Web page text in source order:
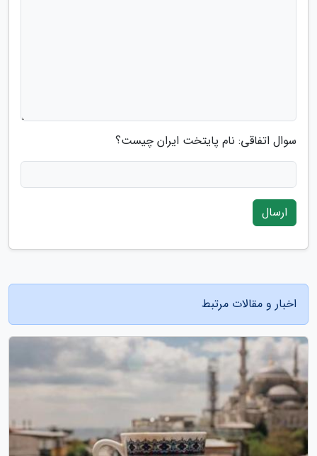
سوال اتفاقی: نام پایتخت ایران چیست؟
ارسال
اخبار و مقالات مرتبط